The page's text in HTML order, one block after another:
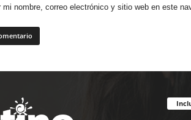
mi nombre, correo electrónico y sitio web en este